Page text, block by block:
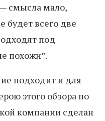
смысла мало,
будет всего две
под
похожи”.
подходит и для
этого обзора по
компании сделан